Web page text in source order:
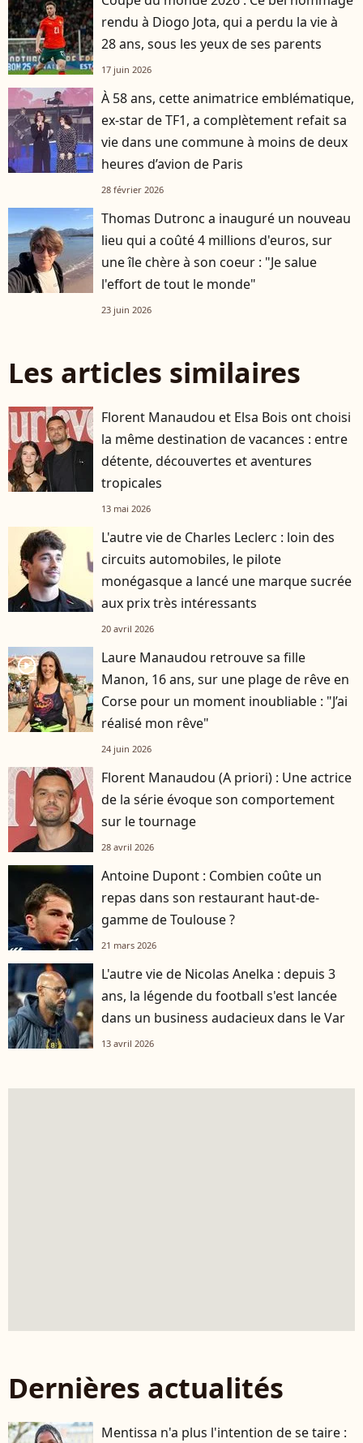
rendu à Diogo Jota, qui a perdu la vie à
28 ans, sous les yeux de ses parents
17 juin 2026
À 58 ans, cette animatrice emblématique,
ex-star de TF1, a complètement refait sa
vie dans une commune à moins de deux
heures d’avion de Paris
28 février 2026
Thomas Dutronc a inauguré un nouveau
lieu qui a coûté 4 millions d'euros, sur
une île chère à son coeur : "Je salue
l'effort de tout le monde"
23 juin 2026
Les articles similaires
Florent Manaudou et Elsa Bois ont choisi
la même destination de vacances : entre
détente, découvertes et aventures
tropicales
13 mai 2026
L'autre vie de Charles Leclerc : loin des
circuits automobiles, le pilote
monégasque a lancé une marque sucrée
aux prix très intéressants
20 avril 2026
player2
Laure Manaudou retrouve sa fille
Manon, 16 ans, sur une plage de rêve en
Corse pour un moment inoubliable : "J’ai
réalisé mon rêve"
24 juin 2026
Florent Manaudou (A priori) : Une actrice
de la série évoque son comportement
sur le tournage
28 avril 2026
Antoine Dupont : Combien coûte un
repas dans son restaurant haut-de-
gamme de Toulouse ?
21 mars 2026
L'autre vie de Nicolas Anelka : depuis 3
ans, la légende du football s'est lancée
dans un business audacieux dans le Var
13 avril 2026
Dernières actualités
Mentissa n'a plus l'intention de se taire :